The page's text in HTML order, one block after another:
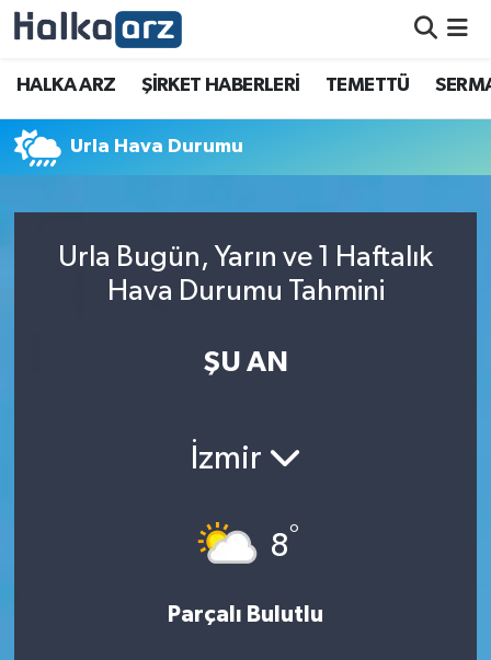
HALKA ARZ ŞİRKET HABERLERİ TEMETTÜ
Urla Hava Durumu
Urla Bugün, Yarın ve 1 Haftalık
Hava Durumu Tahmini
ŞU AN
İzmir
8°
Parçalı Bulutlu
HALKA ARZ
SERMAYE ARTIRIMI
TEMETTÜ
İletişim